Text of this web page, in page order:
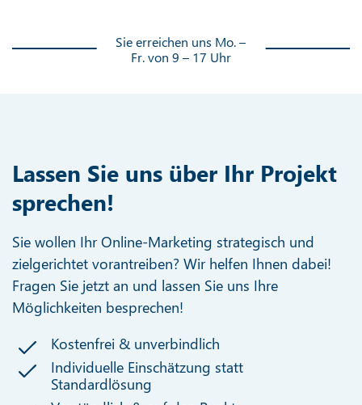
Sie erreichen uns Mo. –
Fr. von 9 – 17 Uhr
Lassen Sie uns über Ihr Projekt
sprechen!
Sie wollen Ihr Online-Marketing strategisch und
zielgerichtet vorantreiben? Wir helfen Ihnen dabei!
Fragen Sie jetzt an und lassen Sie uns Ihre
Möglichkeiten besprechen!
Kostenfrei & unverbindlich
Individuelle Einschätzung statt
Standardlösung